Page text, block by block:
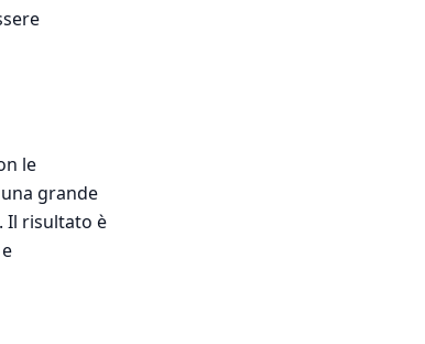
le
grande
Il risultato è